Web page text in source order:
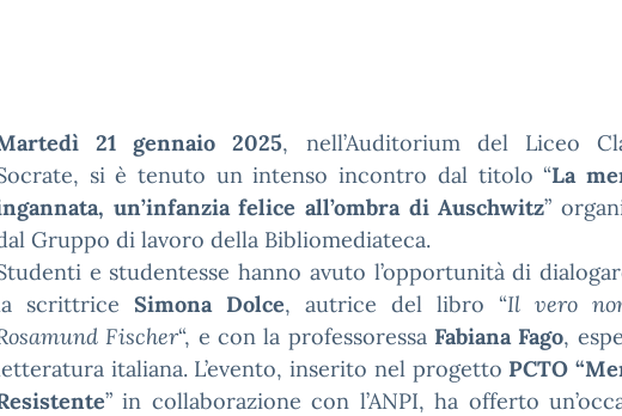
21 gennaio 2025, nell’Auditorium del Liceo
si è tenuto un intenso incontro dal titolo “La
un’infanzia felice all’ombra di Auschwitz”
Gruppo di lavoro della Bibliomediateca.
e studentesse hanno avuto l’opportunità di
scrittrice Simona Dolce, autrice del libro “Il vero
Fischer“, e con la professoressa Fabiana Fago,
italiana. L’evento, inserito nel progetto PCTO
” in collaborazione con l’ANPI, ha offerto